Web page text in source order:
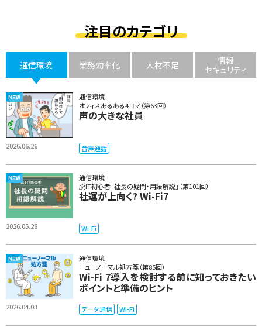
注目のカテゴリ
通信環境 業務効率化 人材不足
情報
セキュリティ
通信環境
オフィスあるある4コマ（第63回）
声の大きな社員
2026.06.26 音声通話
通信環境
脱IT初心者「社長の疑問・用語解説」（第101回）
社運が上向く? Wi-Fi7
2026.05.28 Wi-Fi
通信環境
ニューノーマル処方箋（第85回）
Wi-Fi 7導入を検討する前に知っておきたい
ポイントと準備のヒント
2026.04.03 データ通信 Wi-Fi